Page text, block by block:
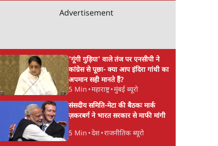
Advertisement
'गूंगी गुड़िया' वाले तंज पर एनसीपी ने
कांग्रेस से पूछा- क्या आप इंदिरा गांधी का
अपमान सही मानते हैं?
5 Min •महाराष्ट्र•मुंबई ब्यूरो
संसदीय समिति-मेटा की बैठकः मार्क
ज़करबर्ग ने भारत सरकार से माफी मांगी
5 Min •देश•राजनीतिक ब्यूरो